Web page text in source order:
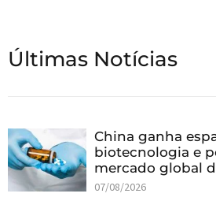
Últimas Notícias
China ganha
biotecnologia e
mercado global
07/08/2026